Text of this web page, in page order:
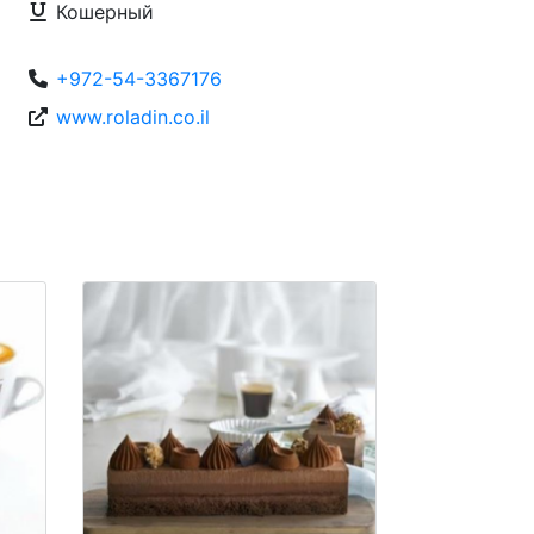
Кошерный
+972-54-3367176
www.roladin.co.il